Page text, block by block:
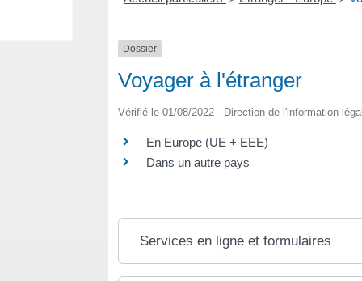
Dossier
Voyager à l'étranger
Vérifié le 01/08/2022 - Direction de l'information
En Europe (UE + EEE)
Dans un autre pays
Services en ligne et formulaires